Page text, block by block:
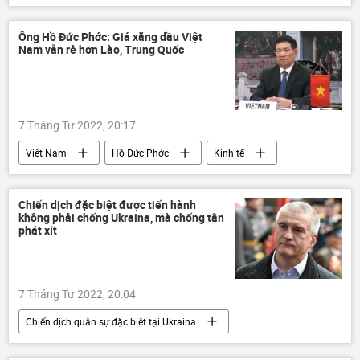
Thế giới
Cuộc khủng hoảng ở Ukraina
Ukraina
xung đột Báo chí thế giới
Ông Hồ Đức Phớc: Giá xăng dầu Việt
Nam vẫn rẻ hơn Lào, Trung Quốc
7 Tháng Tư 2022, 20:17
Việt Nam Hồ Đức Phớc
Kinh tế
Kinh doanh
xăng giá
Chiến dịch đặc biệt được tiến hành
không phải chống Ukraina, mà chống tân
phát xít
7 Tháng Tư 2022, 20:04
Chiến dịch quân sự đặc biệt tại Ukraina
Cuộc khủng hoảng ở Ukraina
Ukraina